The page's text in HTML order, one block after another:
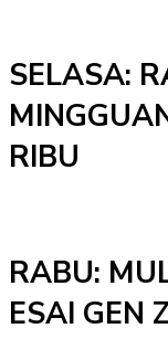
SELASA:
RIBU
RABU:
ESAI GEN